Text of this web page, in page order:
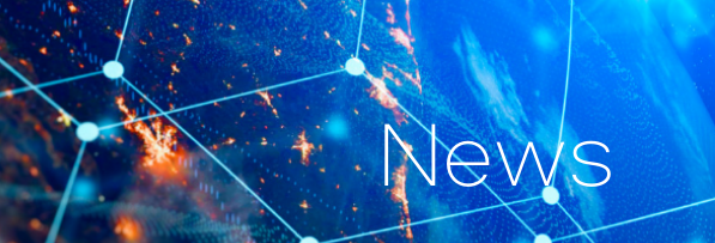
FEATURES
INFINITE OPTIMAL
SERIESTM
산업용 공정 효율 최적화 eXplainable AI 솔루
션
USE CASE
철강
ㆍ연속용융아연도금공정 가열로
ㆍ제강 공정 전기로
유리
Newsletter
E:JI LETTER
PRESS NEWS
News